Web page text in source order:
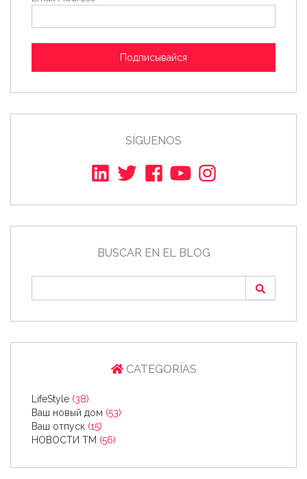
Подписывайся
SÍGUENOS
BUSCAR EN EL BLOG
CATEGORÍAS
LifeStyle (38)
Ваш новый дом (53)
Ваш отпуск (15)
НОВОСТИ ТМ (56)